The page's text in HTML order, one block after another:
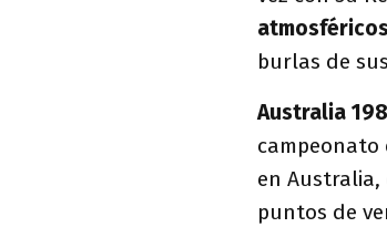
atmosféricos
burlas de
Australia
campeonato
en
puntos de